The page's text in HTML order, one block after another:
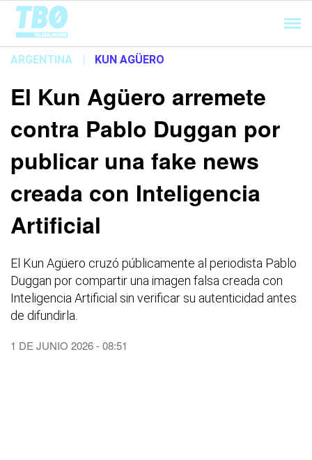
Cargando...
ARGENTINA | KUN AGÜERO
El Kun Agüero arremete
contra Pablo Duggan por
publicar una fake news
creada con Inteligencia
Artificial
El Kun Agüero cruzó públicamente al periodista Pablo
Duggan por compartir una imagen falsa creada con
Inteligencia Artificial sin verificar su autenticidad antes
de difundirla.
1 DE JUNIO 2026 - 08:51